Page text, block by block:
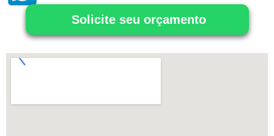
Solicite seu orçamento